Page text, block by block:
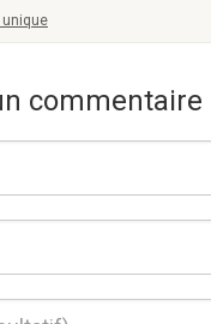
unique
commentaire